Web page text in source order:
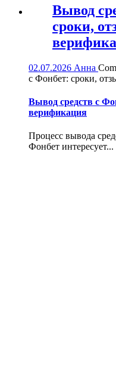
Вывод
сроки,
02.07.2026 Анна
с Фонбет: сроки,
Вывод средств с
верификация
Процесс вывода
Фонбет интересует...